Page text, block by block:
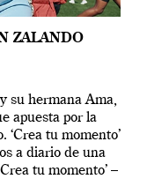
ZALANDO
su hermana Ama,
apuesta por la
tu momento’
a diario de una
tu momento’ –